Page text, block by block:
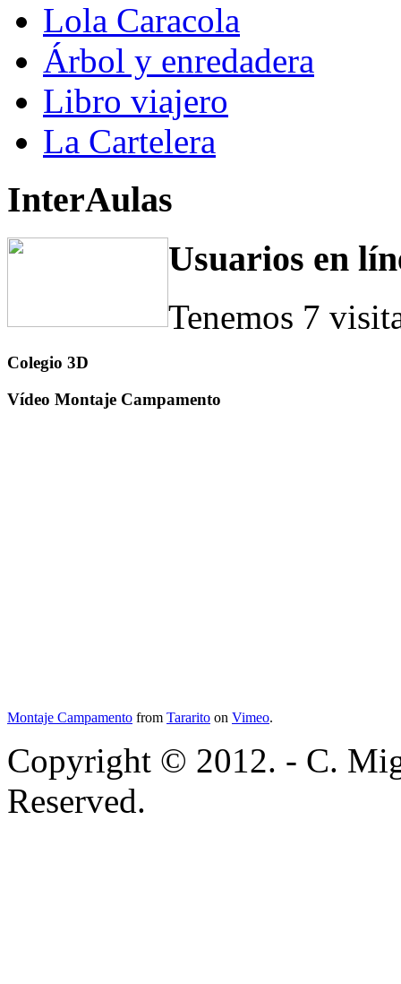
Lola Caracola
Árbol y enredadera
Libro viajero
La Cartelera
InterAulas
Usuarios en
Tenemos 7
Colegio 3D
Vídeo Montaje Campamento
Montaje Campamento from Tararito on Vimeo.
Copyright © 2012. - C.
Reserved.